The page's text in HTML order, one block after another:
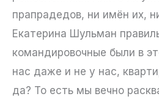
прапрадедов, ни имён их,
Екатерина Шульман
командировочные были в
нас даже и не у нас,
да? То есть мы вечно